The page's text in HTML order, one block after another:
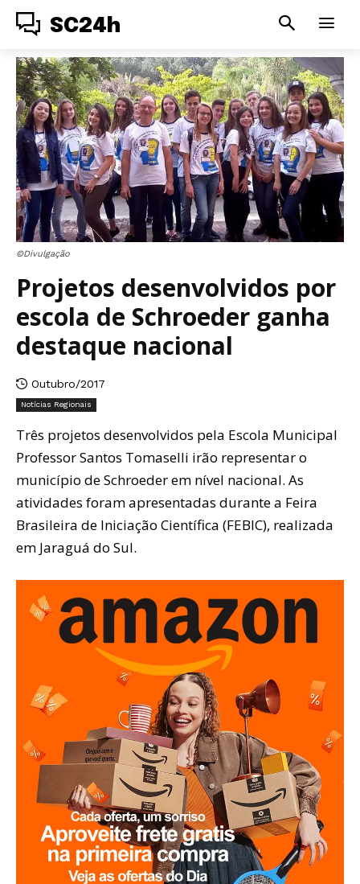
SC24h
©Divulgação
Projetos desenvolvidos por
escola de Schroeder ganha
destaque nacional
Outubro/2017
Notícias Regionais
Três projetos desenvolvidos pela Escola Municipal
Professor Santos Tomaselli irão representar o
município de Schroeder em nível nacional. As
atividades foram apresentadas durante a Feira
Brasileira de Iniciação Científica (FEBIC), realizada
em Jaraguá do Sul.